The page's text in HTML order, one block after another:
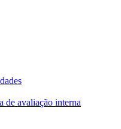
de avaliação interna